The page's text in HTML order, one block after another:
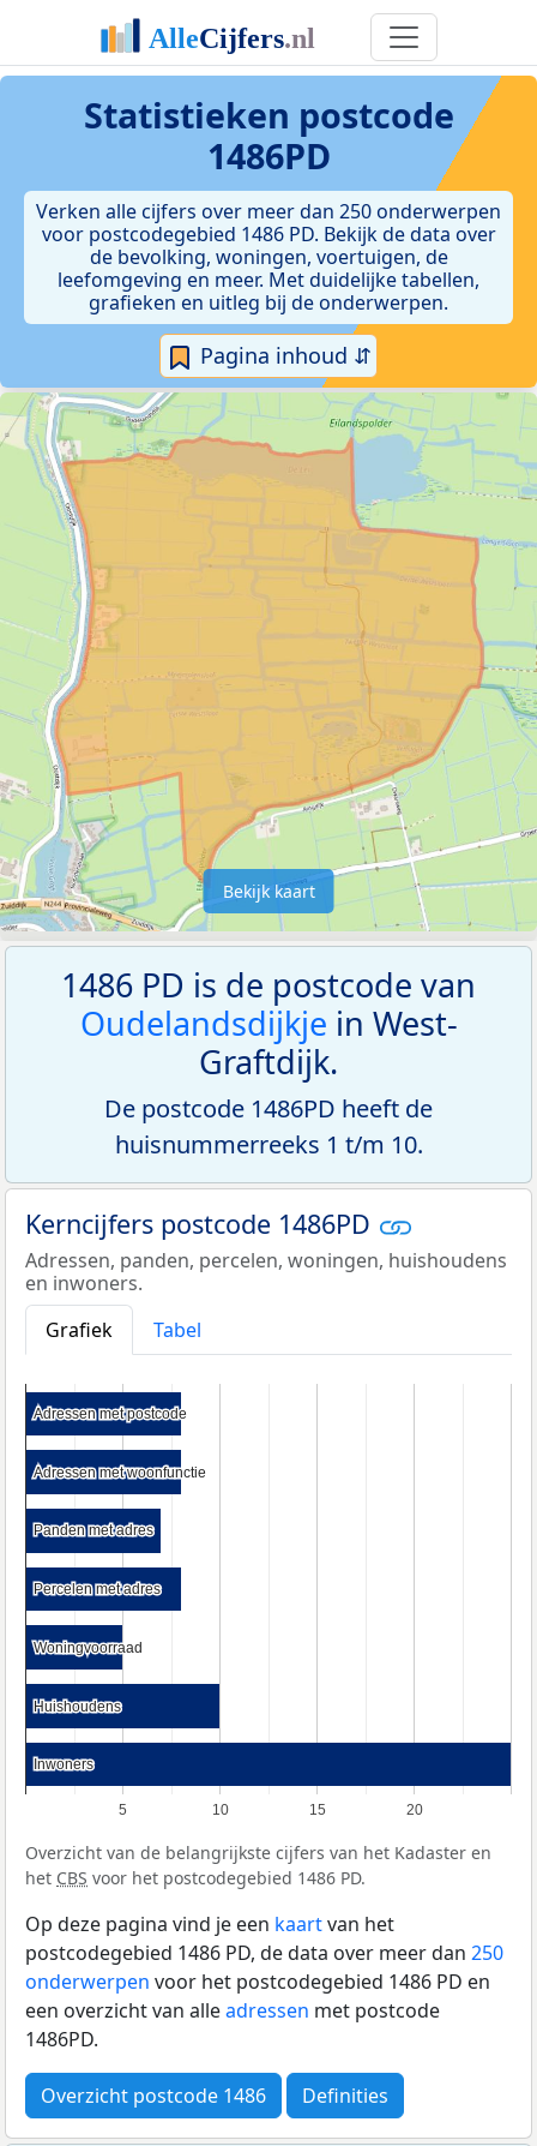
Statistieken postcode
1486PD
Verken alle cijfers over meer dan 250 onderwerpen
voor postcodegebied 1486 PD. Bekijk de data over
de bevolking, woningen, voertuigen, de
leefomgeving en meer. Met duidelijke tabellen,
grafieken en uitleg bij de onderwerpen.
Pagina inhoud ⇵
Bekijk kaart
1486 PD is de postcode van
Oudelandsdijkje in West-
Graftdijk.
De postcode 1486PD heeft de
huisnummerreeks 1 t/m 10.
Kerncijfers postcode 1486PD
Adressen, panden, percelen, woningen, huishoudens
en inwoners.
Grafiek
Tabel
5 10 15 20
Adressen met postcode
Adressen met postcode
Adressen met woonfunctie
Adressen met woonfunctie
Panden met adres
Panden met adres
Percelen met adres
Percelen met adres
Woningvoorraad
Woningvoorraad
Huishoudens
Huishoudens
Inwoners
Inwoners
Overzicht van de belangrijkste cijfers van het Kadaster en
het CBS voor het postcodegebied 1486 PD.
Op deze pagina vind je een kaartvan het
postcodegebied 1486 PD, de data over meer dan 250
onderwerpen voor het postcodegebied 1486 PD en
een overzicht van alleadressen met postcode
1486PD.
Overzicht postcode 1486 Definities